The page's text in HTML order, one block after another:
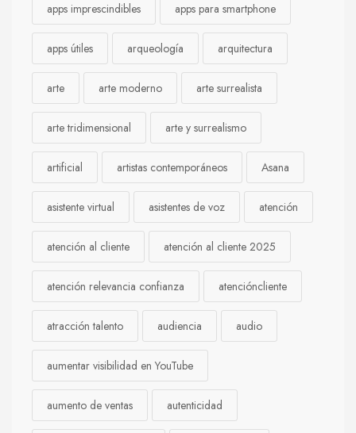
apps imprescindibles apps para smartphone
apps útiles arqueología arquitectura
arte arte moderno arte surrealista
arte tridimensional arte y surrealismo
artificial artistas contemporáneos Asana
asistente virtual asistentes de voz atención
atención al cliente atención al cliente 2025
atención relevancia confianza atencióncliente
atracción talento audiencia audio
aumentar visibilidad en YouTube
aumento de ventas autenticidad